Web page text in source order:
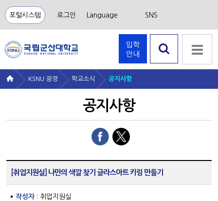
포털시스템 로그인 Language SNS
입학
안내
KSNU 광장 학교소식 공지사항
공지사항
[취업지원실] 나만의 색깔 찾기 글라스아트 키링 만들기
작성자: 취업지원실